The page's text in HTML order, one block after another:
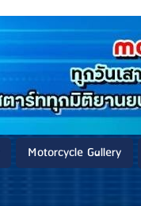
Motorcycle Gallery